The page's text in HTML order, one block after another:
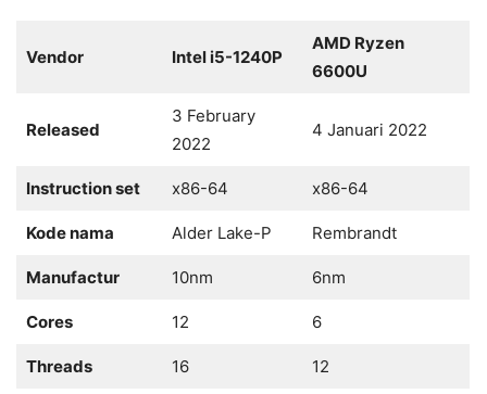
Vendor Intel i5-1240P
AMD Ryzen
6600U
Released
3 February
2022
4 Januari 2022
Instruction set x86-64 x86-64
Kode nama Alder Lake-P Rembrandt
Manufactur 10nm 6nm
Cores 12 6
Threads 16 12